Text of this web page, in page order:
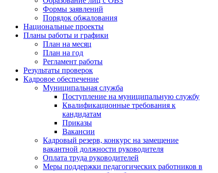
Формы заявлений
Порядок обжалования
Национальные проекты
Планы работы и графики
План на месяц
План на год
Регламент работы
Результаты проверок
Кадровое обеспечение
Муниципальная служба
Поступление на муниципальную службу
Квалификационные требования к
кандидатам
Приказы
Вакансии
Кадровый резерв, конкурс на замещение
вакантной должности руководителя
Оплата труда руководителей
Меры поддержки педагогических работников в